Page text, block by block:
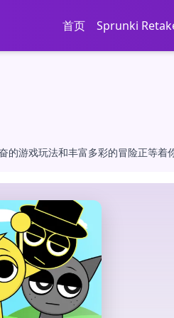
首页 Sprunki
游戏玩法和丰富多彩的冒险正等着